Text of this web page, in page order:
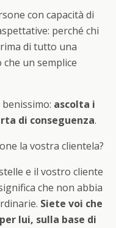
con capacità di
perché chi
di tutto una
un semplice
ascolta i
di conseguenza.
la vostra clientela?
e il vostro cliente
che non abbia
Siete voi che
lui, sulla base di